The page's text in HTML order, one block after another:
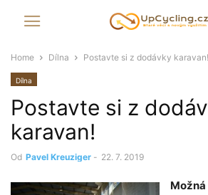
Home Dílna Postavte si z dodávky karavan!
Dílna
Postavte si z
karavan!
Od Pavel Kreuziger - 22. 7. 2019